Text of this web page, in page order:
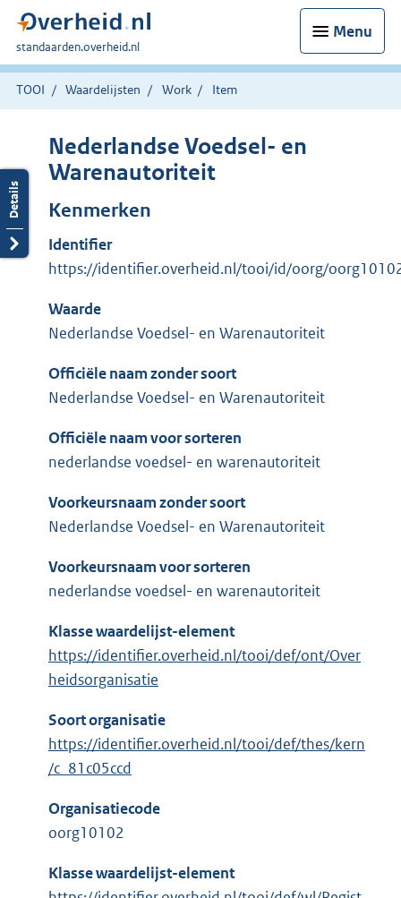
Menu
U
bent
hier:
standaarden.overheid.nl
TOOI Waardelijsten Work Item
Nederlandse Voedsel- en
Warenautoriteit
Kenmerken
Identifier
https://identifier.overheid.nl/tooi/id/oorg/
Waarde
Nederlandse Voedsel- en Warenautoriteit
Officiële naam zonder soort
Nederlandse Voedsel- en Warenautoriteit
Officiële naam voor sorteren
nederlandse voedsel- en warenautoriteit
Voorkeursnaam zonder soort
Nederlandse Voedsel- en Warenautoriteit
Voorkeursnaam voor sorteren
nederlandse voedsel- en warenautoriteit
Klasse waardelijst-element
https://identifier.overheid.nl/tooi/def/ont/Over
heidsorganisatie
Soort organisatie
https://identifier.overheid.nl/tooi/def/thes/kern
/c_81c05ccd
Organisatiecode
oorg10102
Klasse waardelijst-element